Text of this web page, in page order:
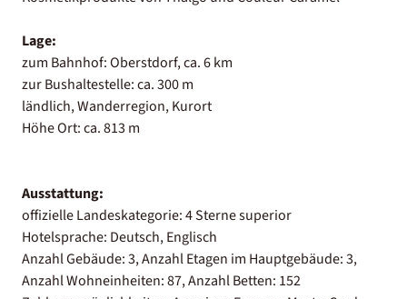
Lage:
zum Bahnhof: Oberstdorf, ca. 6 km
zur Bushaltestelle: ca. 300 m
ländlich, Wanderregion, Kurort
Höhe Ort: ca. 813 m
Ausstattung:
offizielle Landeskategorie: 4 Sterne superior
Hotelsprache: Deutsch, Englisch
Anzahl Gebäude: 3, Anzahl Etagen im Hauptgebäude: 3,
Anzahl Wohneinheiten: 87, Anzahl Betten: 152